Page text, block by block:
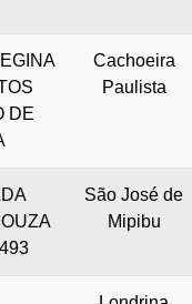
DE
Cachoeira
Paulista
São José de
Mipibu